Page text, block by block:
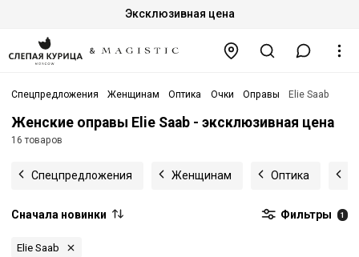
Эксклюзивная цена
Спецпредложения Женщинам Оптика Очки Оправы Elie Saab
Женские оправы Elie Saab - эксклюзивная цена
16 товаров
Спецпредложения Женщинам Оптика
Сначала новинки Фильтры 1
Elie Saab